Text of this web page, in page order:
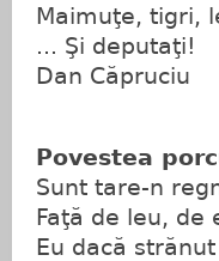
Maimuţe, tigri,
... Şi deputaţi!
Dan Căpruciu
Povestea
Sunt tare-n
Faţă de leu, de
Eu dacă